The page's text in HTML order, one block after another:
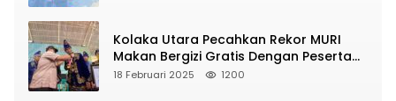
Kolaka Utara Pecahkan Rekor MURI
Makan Bergizi Gratis Dengan Peserta
Terbanyak
18 Februari 2025 1200